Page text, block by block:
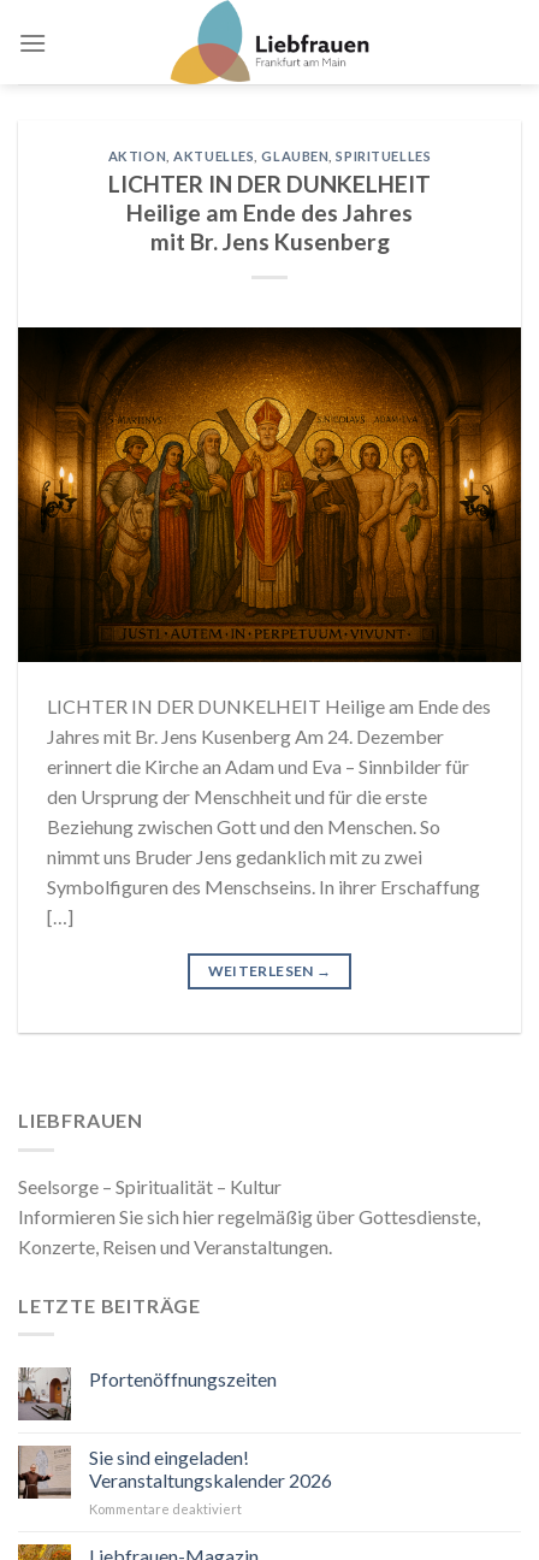
AKTION ,AKTUELLES ,GLAUBEN ,SPIRITUELLES
LICHTER IN DER DUNKELHEIT
Heilige am Ende des Jahres
mit Br. Jens Kusenberg
LICHTER IN DER DUNKELHEIT Heilige am Ende des
Jahres mit Br. Jens Kusenberg Am 24. Dezember
erinnert die Kirche an Adam und Eva – Sinnbilder für
den Ursprung der Menschheit und für die erste
Beziehung zwischen Gott und den Menschen. So
nimmt uns Bruder Jens gedanklich mit zu zwei
Symbolfiguren des Menschseins. In ihrer Erschaffung
[…]
WEITERLESEN →
LIEBFRAUEN
Seelsorge – Spiritualität – Kultur
Informieren Sie sich hier regelmäßig über Gottesdienste,
Konzerte, Reisen und Veranstaltungen.
LETZTE BEITRÄGE
Pfortenöffnungszeiten
Sie sind eingeladen!
Veranstaltungskalender 2026
Kommentare deaktiviertfür
sind